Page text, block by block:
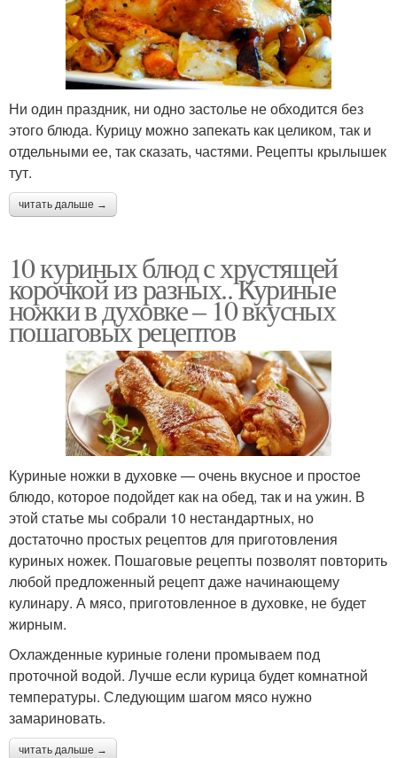
Ни один праздник, ни одно застолье не обходится без
этого блюда. Курицу можно запекать как целиком, так и
отдельными ее, так сказать, частями. Рецепты крылышек
тут.
читать дальше →
10 куриных блюд с хрустящей
корочкой из разных.. Куриные
ножки в духовке – 10 вкусных
пошаговых рецептов
Куриные ножки в духовке — очень вкусное и простое
блюдо, которое подойдет как на обед, так и на ужин. В
этой статье мы собрали 10 нестандартных, но
достаточно простых рецептов для приготовления
куриных ножек. Пошаговые рецепты позволят повторить
любой предложенный рецепт даже начинающему
кулинару. А мясо, приготовленное в духовке, не будет
жирным.
Охлажденные куриные голени промываем под
проточной водой. Лучше если курица будет комнатной
температуры. Следующим шагом мясо нужно
замариновать.
читать дальше →